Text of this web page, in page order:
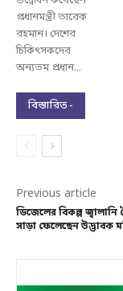
প্রধানমন্ত্রী তারেক
রহমান। দেশের
চিকিৎসকদের
অন্যতম প্রধান...
বিস্তারিত -
Previous article
ডিজেলের বিকল্প জ্বালানি
সাড়া ফেলেছেন উদ্ভাবক